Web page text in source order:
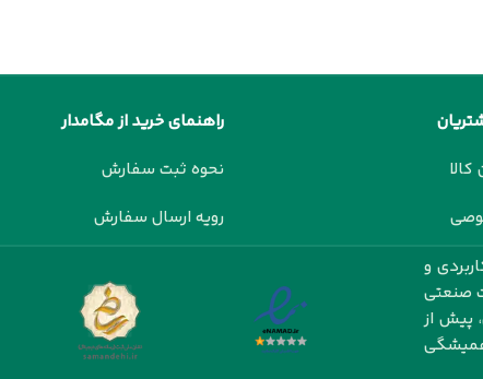
کالا
راهنمای خرید از مگامدار
نحوه ثبت سفارش
رویه ارسال سفارش
و
صنعتی
پیش از
همیشگی